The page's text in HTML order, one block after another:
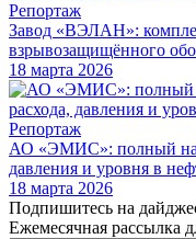
Репортаж
Завод «ВЭЛАН»:
взрывозащищённого
18 марта 2026
Репортаж
АО «ЭМИС»: полный
давления и уровня в
18 марта 2026
Подпишитесь на
Ежемесячная рассылка